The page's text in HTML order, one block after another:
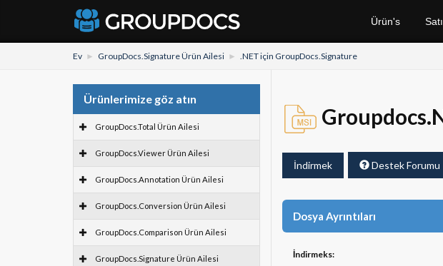
Ürün's
Ev GroupDocs.Signature Ürün Ailesi .NET için GroupDocs.Signature
Ürünlerimize göz atın
GroupDocs.Total Ürün Ailesi
GroupDocs.Viewer Ürün Ailesi
GroupDocs.Annotation Ürün Ailesi
GroupDocs.Conversion Ürün Ailesi
GroupDocs.Comparison Ürün Ailesi
GroupDocs.Signature Ürün Ailesi
İndirmek Destek Forumu
Dosya Ayrıntıları
İndirmeks: